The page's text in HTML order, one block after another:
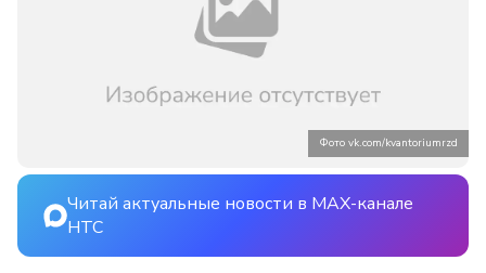
Фото vk.com/kvantoriumrzd
Читай актуальные новости в MAX-канале
НТС